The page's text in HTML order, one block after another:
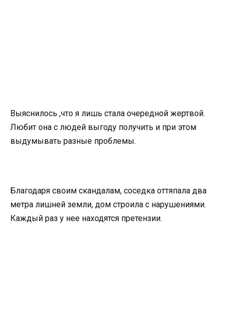
Выяснилось ,что я лишь стала очередной жертвой.
Любит она с людей выгоду получить и при этом
выдумывать разные проблемы.
Благодаря своим скандалам, соседка оттяпала два
метра лишней земли, дом строила с нарушениями.
Каждый раз у нее находятся претензии.